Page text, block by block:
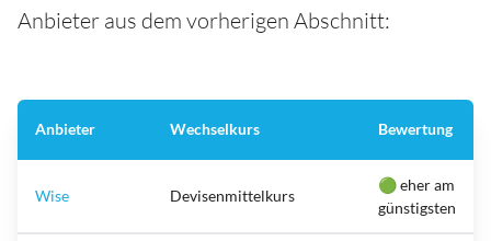
Anbieter aus dem vorherigen Abschnitt:
Anbieter Wechselkurs Bewertung
Wise Devisenmittelkurs
🟢 eher am
günstigsten